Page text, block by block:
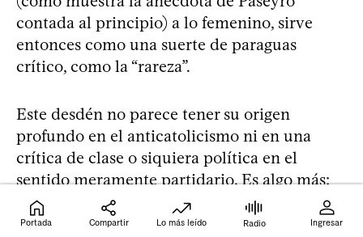
contada al principio) a lo femenino, sirve
entonces como una suerte de paraguas
crítico, como la “rareza”.
Este desdén no parece tener su origen
profundo en el anticatolicismo ni en una
crítica de clase o siquiera política en el
sentido meramente partidario. Es algo más:
es un desprecio, una incomprensión por
cualquier cosa que no aluda de manera más o
Portada Compartir Lo más leído Radio Ingresar